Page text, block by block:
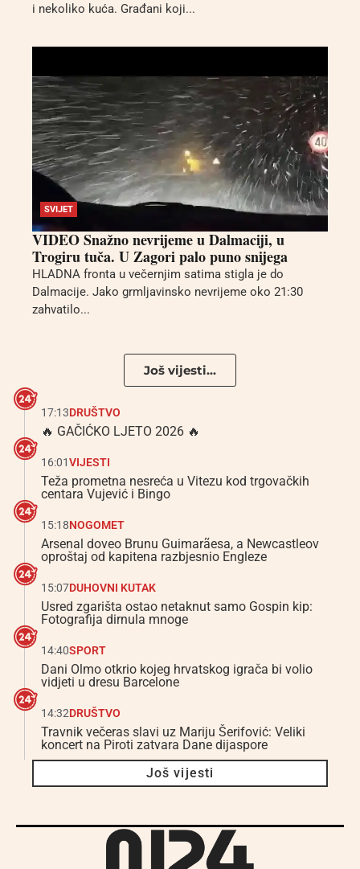
i nekoliko kuća. Građani koji...
SVIJET
VIDEO Snažno nevrijeme u Dalmaciji, u
Trogiru tuča. U Zagori palo puno snijega
HLADNA fronta u večernjim satima stigla je do
Dalmacije. Jako grmljavinsko nevrijeme oko 21:30
zahvatilo...
Još vijesti...
17:13DRUŠTVO
🔥 GAČIĆKO LJETO 2026 🔥
16:01VIJESTI
Teža prometna nesreća u Vitezu kod trgovačkih
centara Vujević i Bingo
15:18NOGOMET
Arsenal doveo Brunu Guimarãesa, a Newcastleov
oproštaj od kapitena razbjesnio Engleze
15:07DUHOVNI KUTAK
Usred zgarišta ostao netaknut samo Gospin kip:
Fotografija dirnula mnoge
14:40SPORT
Dani Olmo otkrio kojeg hrvatskog igrača bi volio
vidjeti u dresu Barcelone
14:32DRUŠTVO
Travnik večeras slavi uz Mariju Šerifović: Veliki
koncert na Piroti zatvara Dane dijaspore
Još vijesti